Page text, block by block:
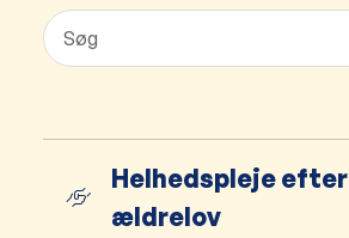
Helhedspleje efter
ældrelov